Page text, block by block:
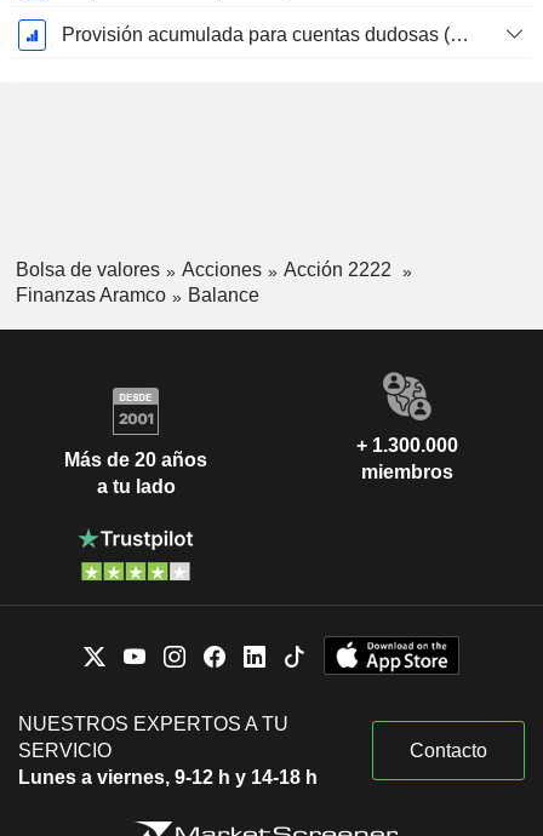
Provisión acumulada para cuentas dudosas (Suplemento)
Bolsa de valores Acciones
Acción 2222
Finanzas Aramco
Balance
Más de 20 años
a tu lado
+ 1.300.000
miembros
NUESTROS EXPERTOS A TU
SERVICIO
Lunes a viernes, 9-12 h y 14-18 h
Contacto